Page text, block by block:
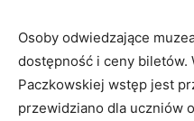
Osoby odwiedzające
‍dostępność i ceny biletów.
Paczkowskiej⁤ wstęp jest
przewidziano dla uczniów